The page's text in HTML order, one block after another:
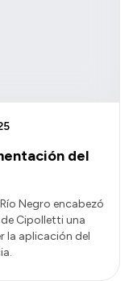
del
Negro encabezó
Cipolletti una
la aplicación del